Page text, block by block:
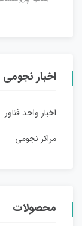
اخبار نجومی
اخبار واحد فناور
مراکز نجومی
محصولات